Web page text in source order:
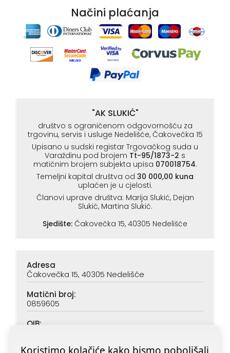
Načini plaćanja
"AK SLUKIĆ"
društvo s ograničenom odgovornošću za
trgovinu, servis i usluge Nedelišće, Čakovečka 15
Upisano u sudski registar Trgovačkog suda u
Varaždinu pod brojem Tt-95/1873-2 s
matičnim brojem subjekta upisa 070018754.
Temeljni kapital društva od 30 000,00 kuna
uplaćen je u cjelosti.
Članovi uprave društva: Marija Slukić, Dejan
Slukić, Martina Slukić.
Sjedište: Čakovečka 15, 40305 Nedelišće
Adresa
Čakovečka 15, 40305 Nedelišće
Matični broj:
0859605
OIB: